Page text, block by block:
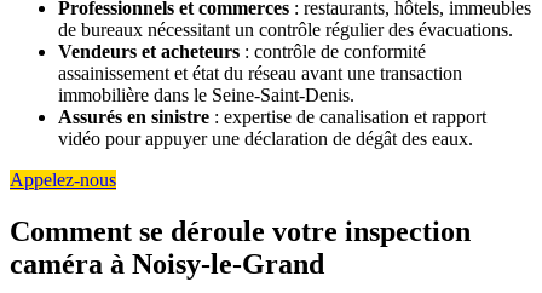
Professionnels et commerces : restaurants, hôtels, immeubles
de bureaux nécessitant un contrôle régulier des évacuations.
Vendeurs et acheteurs : contrôle de conformité
assainissement et état du réseau avant une transaction
immobilière dans le Seine-Saint-Denis.
Assurés en sinistre : expertise de canalisation et rapport
vidéo pour appuyer une déclaration de dégât des eaux.
Appelez-nous
Comment se déroule votre inspection
caméra à Noisy-le-Grand